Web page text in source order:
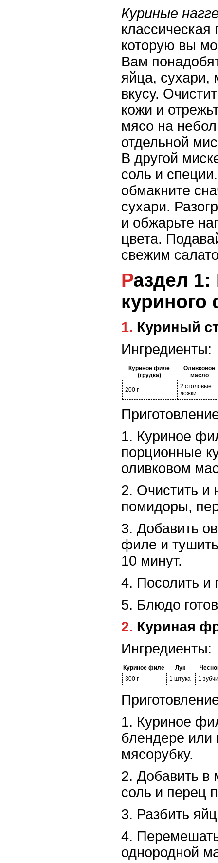
Куриные
которую вы
Вам
яйца, сухари,
вкусу.
кожи и
мясо на
отдельной
В другой
соль и
обмакните
сухари.
и обжарьте
цвета.
свежим
Раздел 1: Блюда из
куриного
1. Куриный
Ингредиенты:
Куриное филе
(грудка)
Оливковое
масло
200 г
2 столовые
ложки
1. Куриное
порционные
оливковом
2. Очистить и
помидоры,
3. Добавить
филе и
10 минут.
4. Посолить и
5. Блюдо
2. Куриная
Ингредиенты:
Куриное филе Лук
300 г
1 штука 1
1. Куриное
блендере или
мясорубку.
2. Добавить в
соль и перец
3. Разбить
4.
однородной